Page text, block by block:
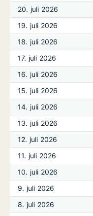
20. juli 2026
19. juli 2026
18. juli 2026
17. juli 2026
16. juli 2026
15. juli 2026
14. juli 2026
13. juli 2026
12. juli 2026
11. juli 2026
10. juli 2026
9. juli 2026
8. juli 2026